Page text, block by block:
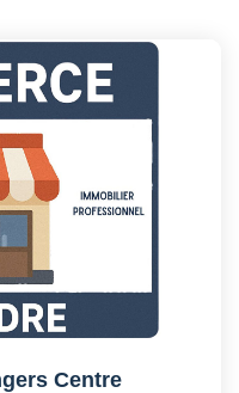
Centre